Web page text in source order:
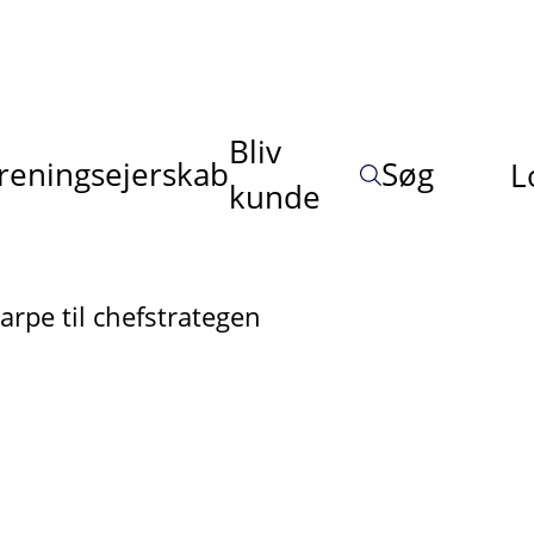
Bliv
kunde
Søg
til chefstrategen